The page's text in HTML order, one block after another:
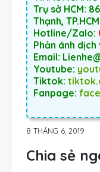
Trụ sở HCM:
Thạnh, TP.HCM
Hotline/Zalo:
Phản ánh dịch
Email:
Youtube:
Tiktok:
Fanpage:
8 THÁNG 6, 2019
Chia sẻ